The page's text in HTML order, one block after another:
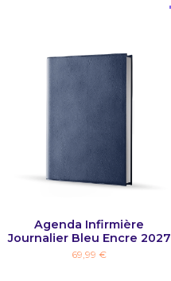
Agenda Infirmière
Journalier Bleu Encre 2027
69,99 €